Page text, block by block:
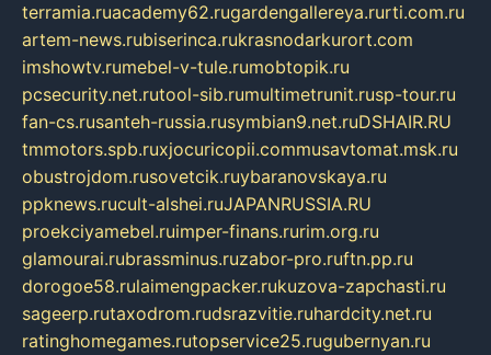
terramia.ruacademy62.rugardengallereya.rurti.com.ru
artem-news.rubiserinca.rukrasnodarkurort.com
imshowtv.rumebel-v-tule.rumobtopik.ru
pcsecurity.net.rutool-sib.rumultimetrunit.rusp-tour.ru
fan-cs.rusanteh-russia.rusymbian9.net.ruDSHAIR.RU
tmmotors.spb.ruxjocuricopii.commusavtomat.msk.ru
obustrojdom.rusovetcik.ruybaranovskaya.ru
ppknews.rucult-alshei.ruJAPANRUSSIA.RU
proekciyamebel.ruimper-finans.rurim.org.ru
glamourai.rubrassminus.ruzabor-pro.ruftn.pp.ru
dorogoe58.rulaimengpacker.rukuzova-zapchasti.ru
sageerp.rutaxodrom.rudsrazvitie.ruhardcity.net.ru
ratinghomegames.rutopservice25.rugubernyan.ru